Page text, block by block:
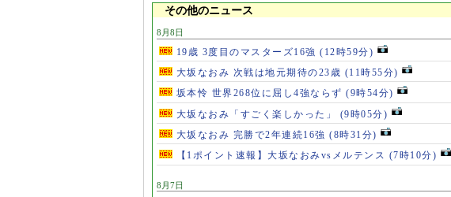
その他のニュース
8月8日
19歳 3度目のマスターズ16強 (12時59分)
大坂なおみ 次戦は地元期待の23歳 (11時55分)
坂本怜 世界268位に屈し4強ならず (9時54分)
大坂なおみ「すごく楽しかった」 (9時05分)
大坂なおみ 完勝で2年連続16強 (8時31分)
【1ポイント速報】大坂なおみvsメルテンス (7時10分)
8月7日